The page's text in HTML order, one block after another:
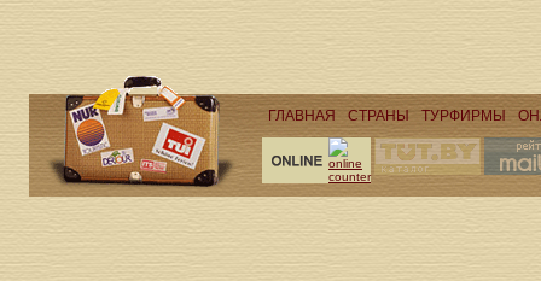
ГЛАВНАЯ СТРАНЫ ТУРФИРМЫ